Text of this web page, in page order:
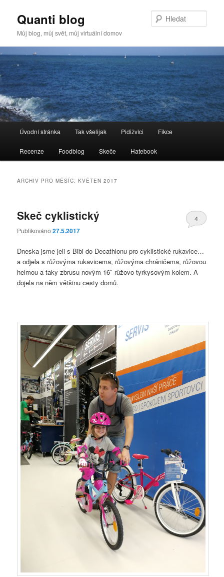
Quanti blog
Můj blog, můj svět, můj virtuální domov
navigační
Přejít
k
webu
Přejít
k
panelu
Úvodní stránka Tak všelijak Pidižvíci Fikce
Recenze Foodblog Skeče Hatebook
ARCHIV PRO MĚSÍC:KVĚTEN 2017
Skeč cyklistický
Publikováno27.5.2017
4
Dneska jsme jeli s Bibi do Decathlonu pro cyklistické rukavice…
a odjela s růžovýma rukavicema, růžovýma chráničema, růžovou
helmou a taky zbrusu novým 16″ růžovo-tyrkysovým kolem. A
dojela na něm většinu cesty domů.